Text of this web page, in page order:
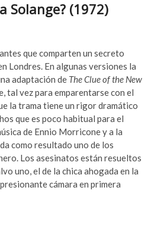
Solange? (1972)
que comparten un secreto
Londres. En algunas versiones la
adaptación de The Clue of the New
tal vez para emparentarse con el
la trama tiene un rigor dramático
que es poco habitual para el
de Ennio Morricone y a la
como resultado uno de los
Los asesinatos están resueltos
uno, el de la chica ahogada en la
cámara en primera